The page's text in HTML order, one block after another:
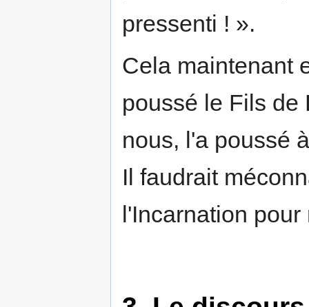
pressenti ! ».
Cela maintenant
poussé le Fils de
nous, l'a poussé
Il faudrait
l'Incarnation